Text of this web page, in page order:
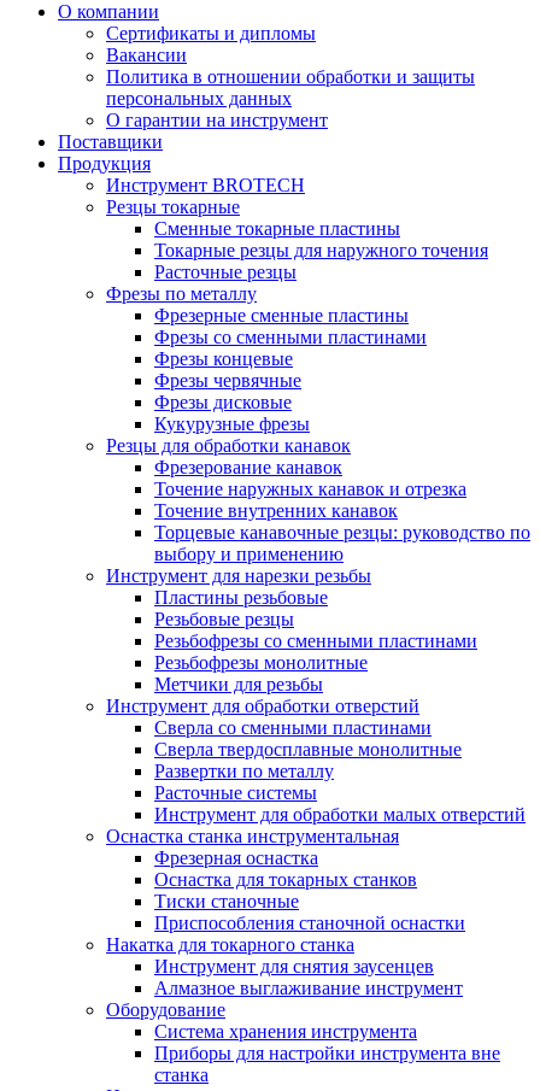
О компании
Сертификаты и дипломы
Вакансии
Политика в отношении обработки и защиты
персональных данных
О гарантии на инструмент
Поставщики
Продукция
Инструмент BROTECH
Резцы токарные
Сменные токарные пластины
Токарные резцы для наружного точения
Расточные резцы
Фрезы по металлу
Фрезерные сменные пластины
Фрезы со сменными пластинами
Фрезы концевые
Фрезы червячные
Фрезы дисковые
Кукурузные фрезы
Резцы для обработки канавок
Фрезерование канавок
Точение наружных канавок и отрезка
Точение внутренних канавок
Торцевые канавочные резцы: руководство по
выбору и применению
Инструмент для нарезки резьбы
Пластины резьбовые
Резьбовые резцы
Резьбофрезы со сменными пластинами
Резьбофрезы монолитные
Метчики для резьбы
Инструмент для обработки отверстий
Сверла со сменными пластинами
Сверла твердосплавные монолитные
Развертки по металлу
Расточные системы
Инструмент для обработки малых отверстий
Оснастка станка инструментальная
Фрезерная оснастка
Оснастка для токарных станков
Тиски станочные
Приспособления станочной оснастки
Накатка для токарного станка
Инструмент для снятия заусенцев
Алмазное выглаживание инструмент
Оборудование
Система хранения инструмента
Приборы для настройки инструмента вне
станка